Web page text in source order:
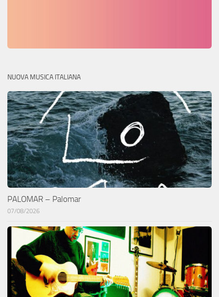
NUOVA MUSICA ITALIANA
PALOMAR – Palomar
07/08/2026